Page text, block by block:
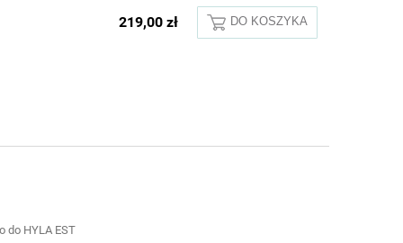
219,00 zł DO KOSZYKA
do HYLA EST